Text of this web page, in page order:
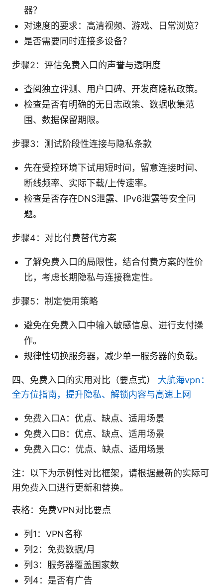
器？
对速度的要求：高清视频、游戏、日常浏览？
是否需要同时连接多设备？
步骤2：评估免费入口的声誉与透明度
查阅独立评测、用户口碑、开发商隐私政策。
检查是否有明确的无日志政策、数据收集范
围、数据保留期限。
步骤3：测试阶段性连接与隐私条款
先在受控环境下试用短时间，留意连接时间、
断线频率、实际下载/上传速率。
检查是否存在DNS泄露、IPv6泄露等安全问
题。
步骤4：对比付费替代方案
了解免费入口的局限性，结合付费方案的性价
比，考虑长期隐私与连接稳定性。
步骤5：制定使用策略
避免在免费入口中输入敏感信息、进行支付操
作。
规律性切换服务器，减少单一服务器的负载。
四、免费入口的实用对比（要点式） 大航海vpn：
全方位指南，提升隐私、解锁内容与高速上网
免费入口A：优点、缺点、适用场景
免费入口B：优点、缺点、适用场景
免费入口C：优点、缺点、适用场景
注：以下为示例性对比框架，请根据最新的实际可
用免费入口进行更新和替换。
表格：免费VPN对比要点
列1：VPN名称
列2：免费数据/月
列3：服务器覆盖国家数
列4：是否有广告